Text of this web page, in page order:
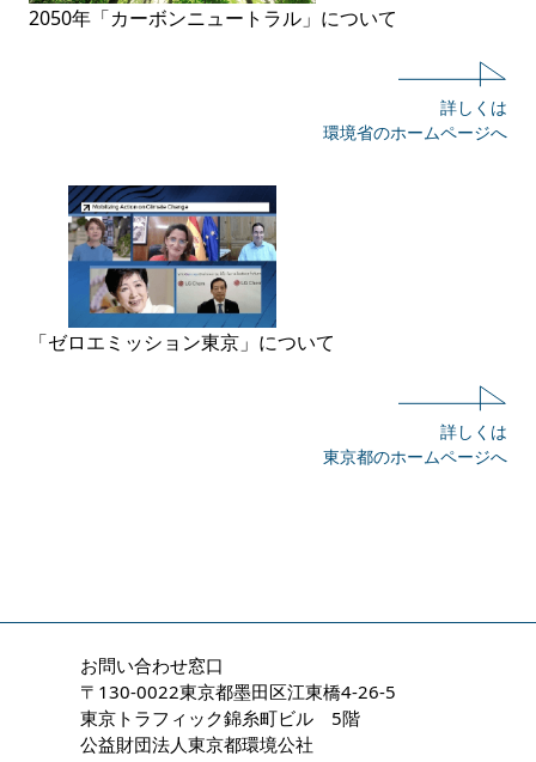
2050年「カーボンニュートラル」について
詳しくは
環境省のホームページへ
「ゼロエミッション東京」について
詳しくは
東京都のホームページへ
お問い合わせ窓口
〒130-0022東京都墨田区江東橋4-26-5
東京トラフィック錦糸町ビル 5階
公益財団法人東京都環境公社